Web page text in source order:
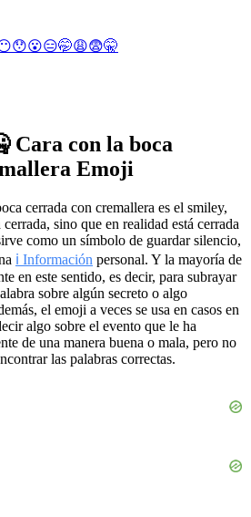
😯😮😑🤭😩😨🤫
Cara con la boca
Emoji
cerrada con cremallera es el smiley,
cerrada, sino que en realidad está cerrada
como un símbolo de guardar silencio,
ℹ️ Información personal. Y la mayoría de
en este sentido, es decir, para subrayar
sobre algún secreto o algo
el emoji a veces se usa en casos en
algo sobre el evento que le ha
de una manera buena o mala, pero no
las palabras correctas.